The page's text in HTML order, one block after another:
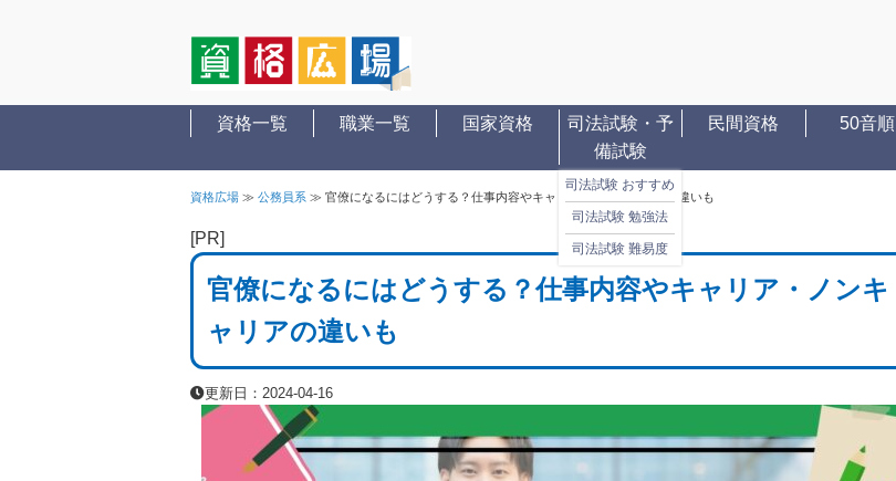
資格一覧 職業一覧 国家資格
司法試験・予
備試験
司法試験 おすすめ
司法試験 勉強法
司法試験 難易度
民間資格 50音順
資格広場 ≫ 公務員系 ≫ 官僚になるにはどうする？仕事内容やキャリア・ノンキャリアの違いも
[PR]
官僚になるにはどうする？仕事内容やキャリア・ノンキ
ャリアの違いも
更新日：2024-04-16